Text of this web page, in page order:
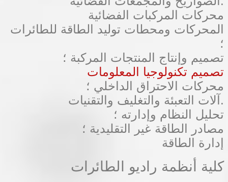
محركات المركبات الفضائية
المحركات ومحطات توليد الطاقة للطائرات
؛
تصميم وإنتاج المنتجات المركبة ؛
تصميم تكنولوجيا المعلومات
محركات الاحتراق الداخلي ؛
آلات التعبئة والتغليف والتقنيات.
تحليل النظام وإدارته ؛
مصادر الطاقة غير التقليدية ؛
إدارة الطاقة
كلية أنظمة راديو الطائرات